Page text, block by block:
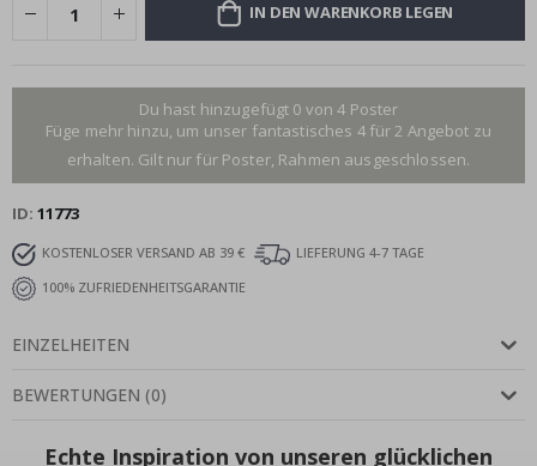
IN DEN WARENKORB LEGEN
Du hast hinzugefügt 0 von 4 Poster
Füge mehr hinzu, um unser fantastisches 4 für 2 Angebot zu
erhalten. Gilt nur für Poster, Rahmen ausgeschlossen.
ID 11773
KOSTENLOSER VERSAND AB 39 €
LIEFERUNG 4-7 TAGE
100% ZUFRIEDENHEITSGARANTIE
EINZELHEITEN
BEWERTUNGEN (0)
Echte Inspiration von unseren glücklichen